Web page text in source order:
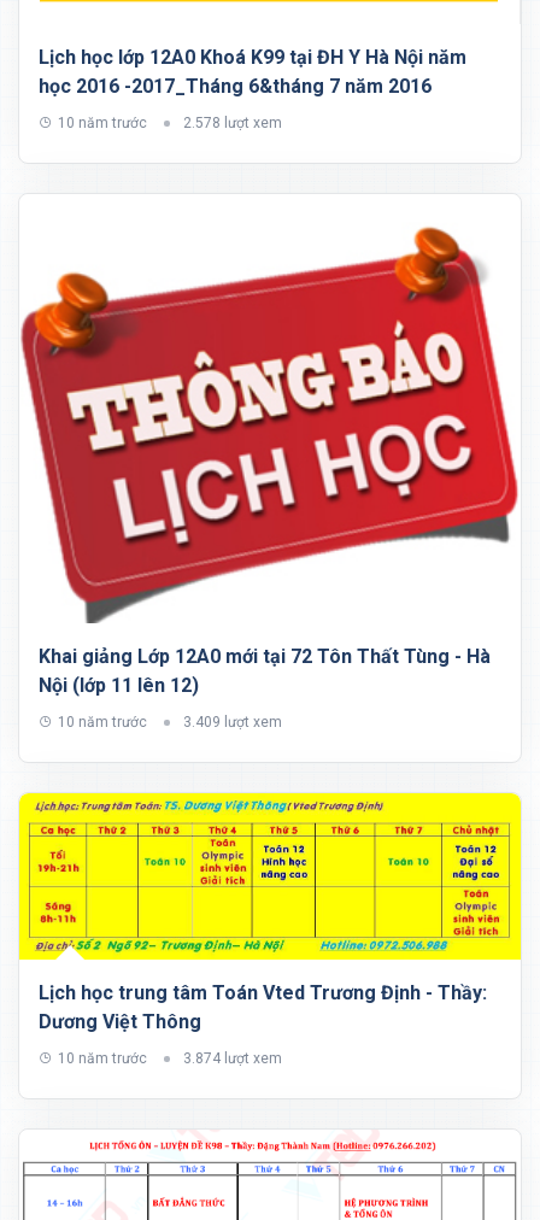
Lịch học lớp 12A0 Khoá K99 tại ĐH Y Hà Nội năm
học 2016 -2017_Tháng 6&tháng 7 năm 2016
10 năm trước 2.578 lượt xem
Khai giảng Lớp 12A0 mới tại 72 Tôn Thất Tùng - Hà
Nội (lớp 11 lên 12)
10 năm trước 3.409 lượt xem
Lịch học trung tâm Toán Vted Trương Định - Thầy:
Dương Việt Thông
10 năm trước 3.874 lượt xem